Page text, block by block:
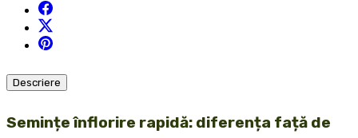
Descriere
Semințe înflorire rapidă: diferența față de